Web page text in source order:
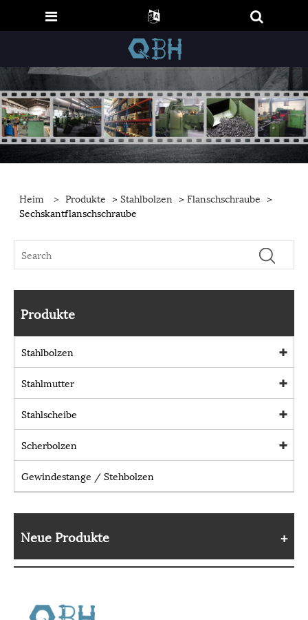
Heim > Produkte >Stahlbolzen >Flanschschraube >
Sechskantflanschschraube
Produkte
Stahlbolzen
Stahlmutter
Stahlscheibe
Scherbolzen
Gewindestange / Stehbolzen
Neue Produkte